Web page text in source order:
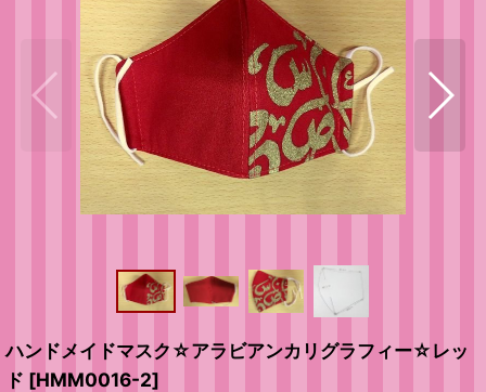
ハンドメイドマスク☆アラビアンカリグラフィー☆レッ
ド [HMM0016-2]